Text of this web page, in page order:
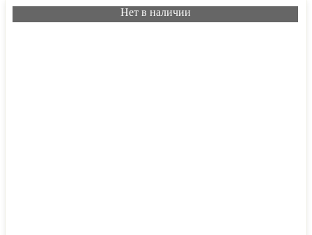
Нет в наличии